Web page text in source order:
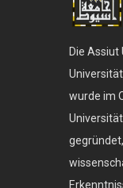
Die Assiut
wurde im